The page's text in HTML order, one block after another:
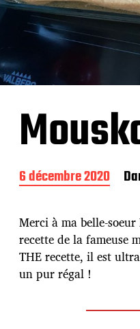
D
a
e
d
e
p
u
6 décembre 2020
Merci à ma belle-
recette de la fameuse
THE recette, il est
un pur régal !